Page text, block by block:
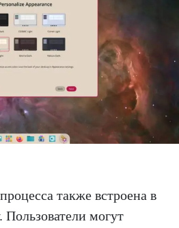
также встроена в
могут